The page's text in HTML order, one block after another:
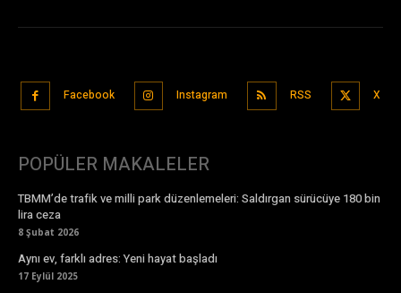
Facebook Instagram RSS X
POPÜLER MAKALELER
TBMM’de trafik ve milli park düzenlemeleri: Saldırgan sürücüye 180 bin
lira ceza
8 Şubat 2026
Aynı ev, farklı adres: Yeni hayat başladı
17 Eylül 2025